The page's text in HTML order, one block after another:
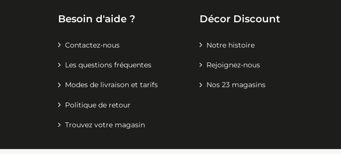
Besoin d'aide ?
Contactez-nous
Les questions fréquentes
Modes de livraison et tarifs
Politique de retour
Trouvez votre magasin
Décor Discount
Notre histoire
Rejoignez-nous
Nos 23 magasins